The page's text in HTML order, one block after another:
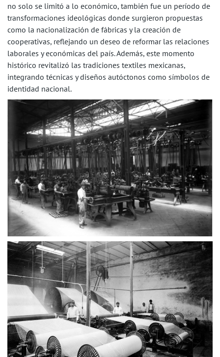
no solo se limitó a lo económico, también fue un período de
transformaciones ideológicas donde surgieron propuestas
como la nacionalización de fábricas y la creación de
cooperativas, reflejando un deseo de reformar las relaciones
laborales y económicas del país. Además, este momento
histórico revitalizó las tradiciones textiles mexicanas,
integrando técnicas y diseños autóctonos como símbolos de
identidad nacional.